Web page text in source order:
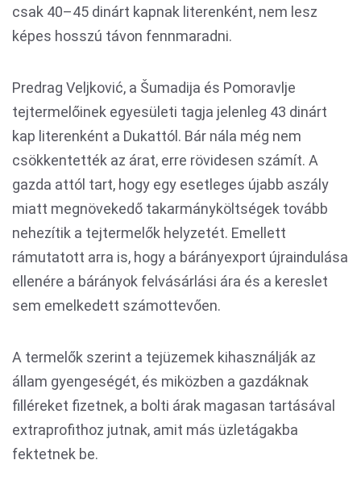
csak 40–45 dinárt kapnak literenként, nem lesz
képes hosszú távon fennmaradni.
Predrag Veljković, a Šumadija és Pomoravlje
tejtermelőinek egyesületi tagja jelenleg 43 dinárt
kap literenként a Dukattól. Bár nála még nem
csökkentették az árat, erre rövidesen számít. A
gazda attól tart, hogy egy esetleges újabb aszály
miatt megnövekedő takarmányköltségek tovább
nehezítik a tejtermelők helyzetét. Emellett
rámutatott arra is, hogy a bárányexport újraindulása
ellenére a bárányok felvásárlási ára és a kereslet
sem emelkedett számottevően.
A termelők szerint a tejüzemek kihasználják az
állam gyengeségét, és miközben a gazdáknak
filléreket fizetnek, a bolti árak magasan tartásával
extraprofithoz jutnak, amit más üzletágakba
fektetnek be.